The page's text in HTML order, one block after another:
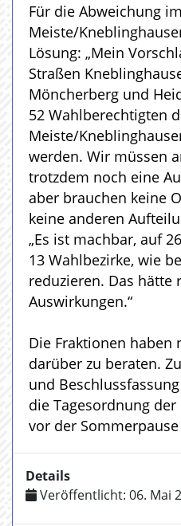
Für die Abweichung
Meiste/
Lösung: „Mein
Straßen
Möncherberg und
52 Wahlberechtigten
Meiste/
werden. Wir müssen
trotzdem noch eine
aber brauchen keine
keine anderen
„Es ist machbar, auf
13 Wahlbezirke, wie
reduzieren. Das hätte
Auswirkungen.“
Die Fraktionen haben
darüber zu beraten.
und
die Tagesordnung
vor der Sommerpause
Details
Veröffentlicht: 06. Mai